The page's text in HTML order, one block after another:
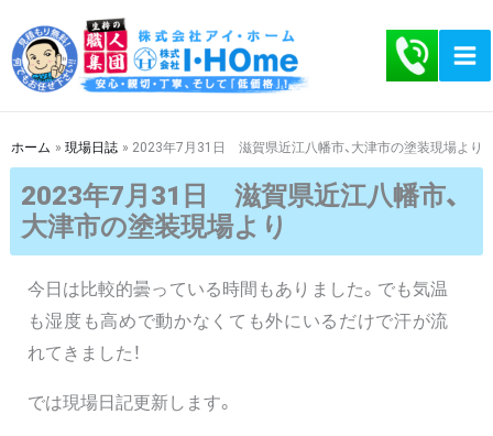
容
を
キ
ッ
ホーム 現場日誌 2023年7月31日 滋賀県近江八幡市、大津市の塗装現場より
2023年7月31日 滋賀県近江八幡市、
大津市の塗装現場より
今日は比較的曇っている時間もありました。でも気温
も湿度も高めで動かなくても外にいるだけで汗が流
れてきました！
では現場日記更新します。